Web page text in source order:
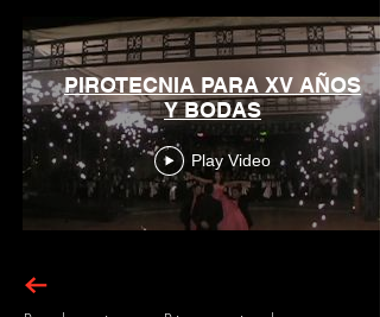
PIROTECNIA PARA XV AÑOS
Y BODAS
Play Video